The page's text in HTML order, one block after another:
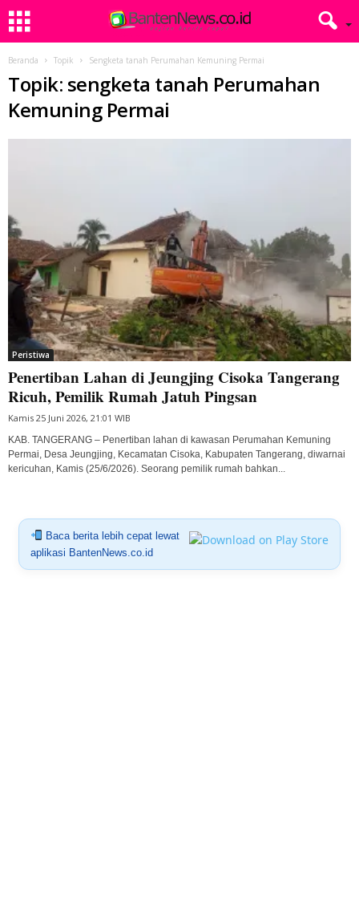
Beranda Topik Sengketa tanah Perumahan Kemuning Permai
Topik: sengketa tanah Perumahan
Kemuning Permai
Peristiwa
Penertiban Lahan di Jeungjing Cisoka Tangerang
Ricuh, Pemilik Rumah Jatuh Pingsan
Kamis 25 Juni 2026, 21:01 WIB
KAB. TANGERANG – Penertiban lahan di kawasan Perumahan Kemuning
Permai, Desa Jeungjing, Kecamatan Cisoka, Kabupaten Tangerang, diwarnai
kericuhan, Kamis (25/6/2026). Seorang pemilik rumah bahkan...
Baca berita lebih cepat lewat
aplikasi BantenNews.co.id